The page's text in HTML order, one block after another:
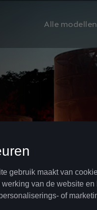
Alle modellen
CUPRA